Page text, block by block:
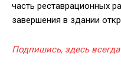
часть реставрационных
завершения в здании
Подпишись, здесь